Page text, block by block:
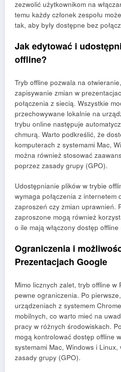
zezwolić użytkownikom na
temu każdy członek zespołu
tak, aby były dostępne bez
Jak edytować i
offline?
Tryb offline pozwala na
zapisywanie zmian w
połączenia z siecią. Wszystkie
przechowywane lokalnie na
trybu online następuje
chmurą. Warto podkreślić, że
komputerach z systemami Mac,
można również stosować
poprzez zasady grupy (GPO).
Udostępnianie plików w trybie
wymaga połączenia z internetem
zaproszeń czy zmian uprawnień.
zaproszone mogą również
o ile mają włączony dostęp
Ograniczenia i
Prezentacjach Google
Mimo licznych zalet, tryb offline
pewne ograniczenia. Po
urządzeniach z systemem
mobilnych, co warto mieć na
pracy w różnych środowiskach.
mogą kontrolować dostęp offline
systemami Mac, Windows i
zasady grupy (GPO).